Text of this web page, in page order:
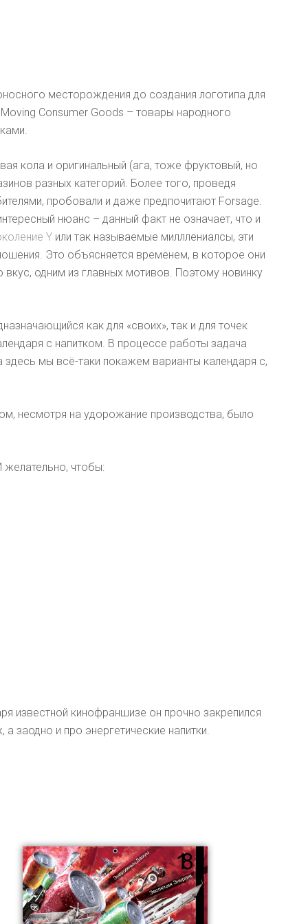
месторождения до создания логотипа для
Consumer Goods – товары народного
кола и оригинальный (ага, тоже фруктовый, но
разных категорий. Более того, проведя
пробовали и даже предпочитают Forsage.
нюанс – данный факт не означает, что и
Y или так называемые милллениалсы, эти
Это объясняется временем, в которое они
одним из главных мотивов. Поэтому новинку
как для «своих», так и для точек
с напитком. В процессе работы задача
здесь мы всё-таки покажем варианты календаря с,
несмотря на удорожание производства, было
желательно, чтобы:
известной кинофраншизе он прочно закрепился
и про энергетические напитки.